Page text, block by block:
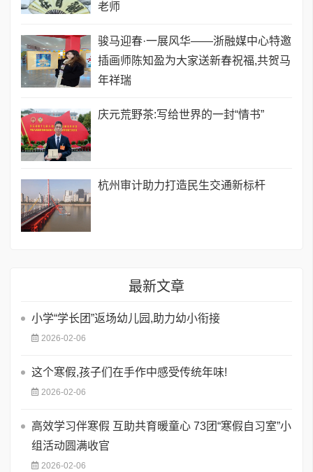
老师
骏马迎春·一展风华——浙融媒中心特邀
插画师陈知盈为大家送新春祝福,共贺马
年祥瑞
庆元荒野茶:写给世界的一封“情书”
​杭州审计助力打造民生交通新标杆
最新文章
小学“学长团”返场幼儿园,助力幼小衔接
2026-02-06
这个寒假,孩子们在手作中感受传统年味!
2026-02-06
高效学习伴寒假 互助共育暖童心 73团“寒假自习室”小
组活动圆满收官
2026-02-06